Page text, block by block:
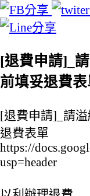
[退費申請]_
前填妥退費
[退費申請]_請
退費表單
https://
usp=header